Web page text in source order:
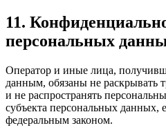
11.
персональных
Оператор и иные лица,
данным, обязаны не раскрывать
и не распространять
субъекта персональных данных,
федеральным законом.